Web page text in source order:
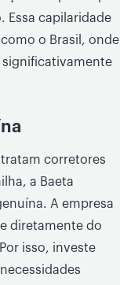
Essa capilaridade
o Brasil, onde
significativamente
corretores
a Baeta
A empresa
diretamente do
isso, investe